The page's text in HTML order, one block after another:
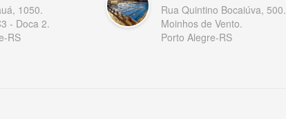
1050.
- Doca 2.
RS
Rua Quintino Bocaiúva, 500.
Moinhos de Vento.
Porto Alegre-RS